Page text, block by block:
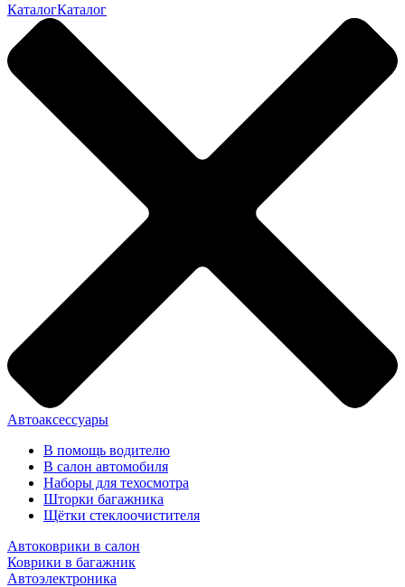
КаталогКаталог
Автоаксессуары
В помощь водителю
В салон автомобиля
Наборы для техосмотра
Шторки багажника
Щётки стеклоочистителя
Автоковрики в салон
Коврики в багажник
Автоэлектроника